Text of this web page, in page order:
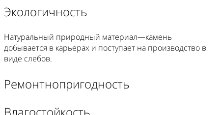
Экологичность
Натуральный природный материал—камень
добывается в карьерах и поступает на производство в
виде слебов.
Ремонтнопригодность